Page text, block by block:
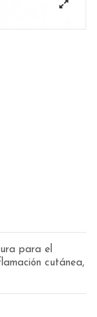
para el
cutánea,